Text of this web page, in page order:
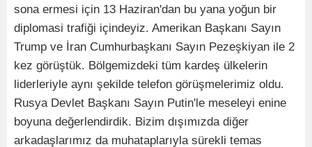
sona ermesi için 13 Haziran'dan bu yana yoğun bir
diplomasi trafiği içindeyiz. Amerikan Başkanı Sayın
Trump ve İran Cumhurbaşkanı Sayın Pezeşkiyan ile 2
kez görüştük. Bölgemizdeki tüm kardeş ülkelerin
liderleriyle aynı şekilde telefon görüşmelerimiz oldu.
Rusya Devlet Başkanı Sayın Putin'le meseleyi enine
boyuna değerlendirdik. Bizim dışımızda diğer
arkadaşlarımız da muhataplarıyla sürekli temas